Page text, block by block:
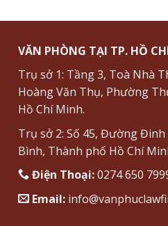
VĂN PHÒNG TẠI TP. HỒ
Trụ sở 1: Tầng 3, Toà Nhà
Hoàng Văn Thụ, Phường
Hồ Chí Minh.
Trụ sở 2: Số 45, Đường
Bình, Thành phố Hồ Chí
Điện Thoại:0274 650
Email: